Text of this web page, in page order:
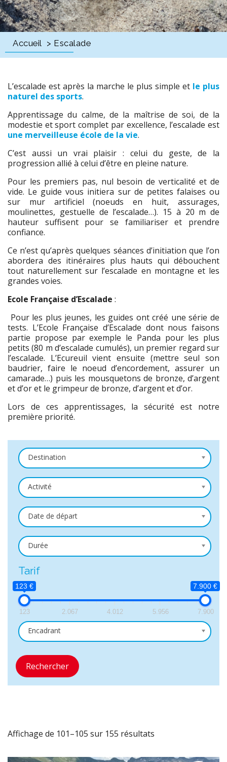
Accueil > Escalade
L’escalade est après la marche le plus simple et le plus
naturel des sports.
Apprentissage du calme, de la maîtrise de soi, de la
modestie et sport complet par excellence, l’escalade est
une merveilleuse école de la vie.
C’est aussi un vrai plaisir : celui du geste, de la
progression allié à celui d’être en pleine nature.
Pour les premiers pas, nul besoin de verticalité et de
vide. Le guide vous initiera sur de petites falaises ou
sur mur artificiel (noeuds en huit, assurages,
moulinettes, gestuelle de l’escalade…). 15 à 20 m de
hauteur suffisent pour se familiariser et prendre
confiance.
Ce n’est qu’après quelques séances d’initiation que l’on
abordera des itinéraires plus hauts qui débouchent
tout naturellement sur l’escalade en montagne et les
grandes voies.
Ecole Française d’Escalade :
Pour les plus jeunes, les guides ont créé une série de
tests. L’Ecole Française d’Escalade dont nous faisons
partie propose par exemple le Panda pour les plus
petits (80 m d’escalade cumulés), un premier regard sur
l’escalade. L’Ecureuil vient ensuite (mettre seul son
baudrier, faire le noeud d’encordement, assurer un
camarade…) puis les mousquetons de bronze, d’argent
et d’or et le grimpeur de bronze, d’argent et d’or.
Lors de ces apprentissages, la sécurité est notre
première priorité.
Destination
Activité
Date de départ
Durée
Tarif
123 € 7.900 €
123 2.067 4.012 5.956 7.900
Encadrant
Rechercher
Affichage de 101–105 sur 155 résultats